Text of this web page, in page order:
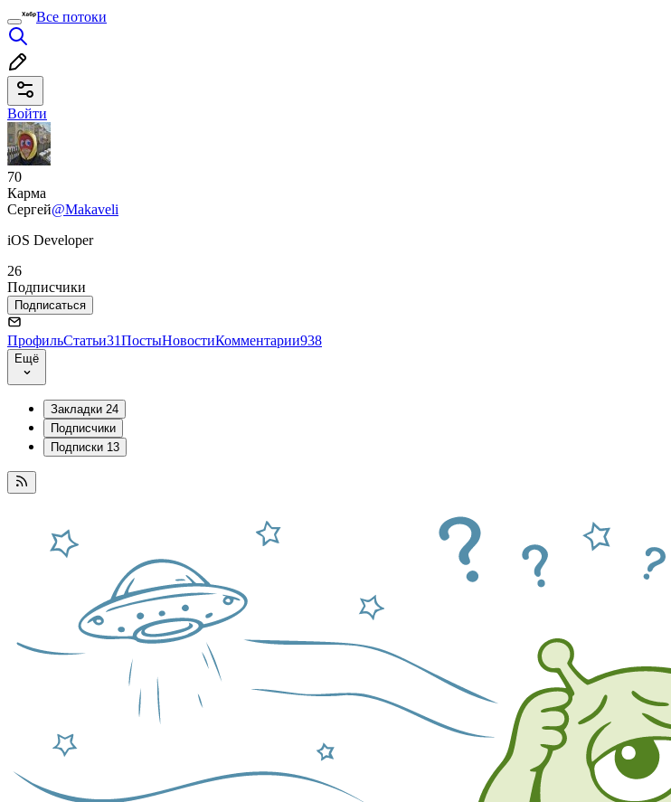
Все потоки
Войти
70
Карма
Сергей@Makaveli
iOS Developer
26
Подписчики
Подписаться
ПрофильСтатьи31ПостыНовостиКомментарии938
Ещё
Закладки 24
Подписчики
Подписки 13